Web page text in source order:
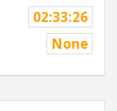
02:33:26
None